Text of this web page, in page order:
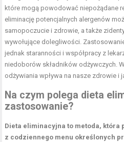
które mogą powodować niepożądane
eliminację potencjalnych alergenów
samopoczucie i zdrowie, a także
wywołujące dolegliwości.
jednak staranności i współpracy z
niedoborów składników odżywczych.
odżywiania wpływa na nasze zdrowie i
Na czym polega dieta
zastosowanie?
Dieta eliminacyjna to metoda, która
z codziennego menu określonych